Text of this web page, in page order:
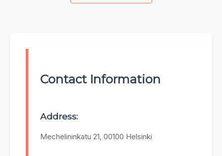
Contact Information
Address:
Mechelininkatu 21, 00100 Helsinki